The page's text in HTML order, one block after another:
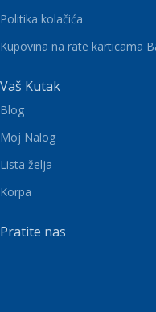
Politika kolačića
Kupovina na rate karticama
Vaš Kutak
Blog
Moj Nalog
Lista želja
Korpa
Pratite nas